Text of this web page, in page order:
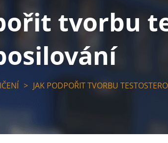
tvorbu
> JAK PODPOŘIT TVORBU